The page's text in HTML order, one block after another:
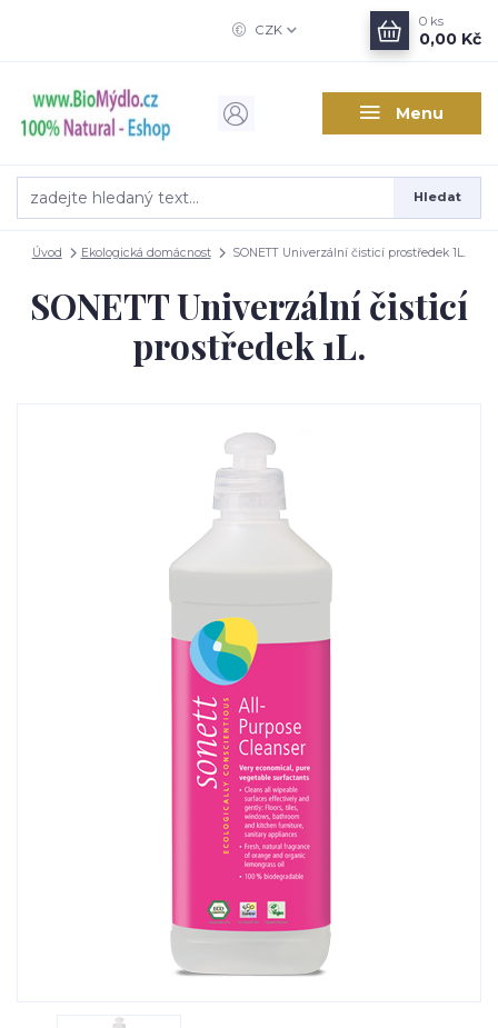
Menu
CZK
Hledat
0 ks
0,00 Kč
Úvod Ekologická domácnost SONETT Univerzální čisticí prostředek 1L.
SONETT Univerzální čisticí
prostředek 1L.